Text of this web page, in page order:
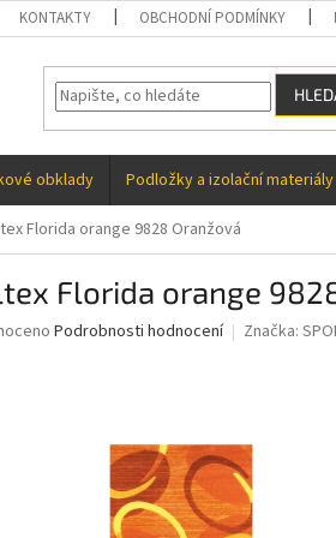
KONTAKTY OBCHODNÍ PODMÍNKY
obklady Podložky a izolační materiály
Florida orange 9828 Oranžová
Florida orange
Podrobnosti hodnocení Značka: